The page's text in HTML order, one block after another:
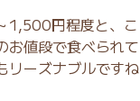
1,500円程度と、こ
お値段で食べられて
リーズナブルですね